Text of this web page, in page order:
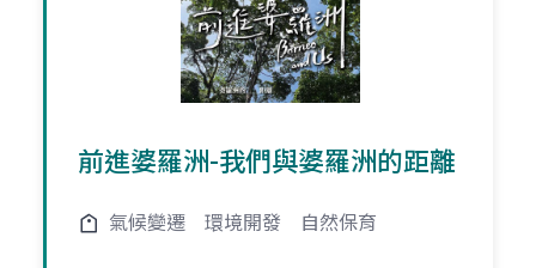
前進婆羅洲-我們與婆羅洲的距離
氣候變遷 環境開發 自然保育